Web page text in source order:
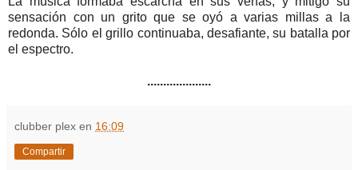
sensación con un grito que se oyó a varias millas a la
redonda. Sólo el grillo continuaba, desafiante, su batalla por
el espectro.
....................
clubber plex en 16:09
Compartir